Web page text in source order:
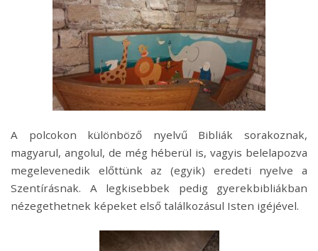
A polcokon különböző nyelvű Bibliák sorakoznak,
magyarul, angolul, de még héberül is, vagyis belelapozva
megelevenedik előttünk az (egyik) eredeti nyelve a
Szentírásnak. A legkisebbek pedig gyerekbibliákban
nézegethetnek képeket első találkozásul Isten igéjével.